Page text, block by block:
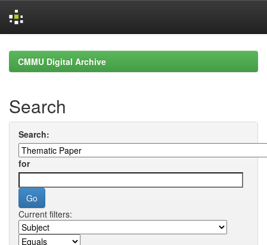
navigationCMMU Digital Archive
Search
Search:
for
Current filters: